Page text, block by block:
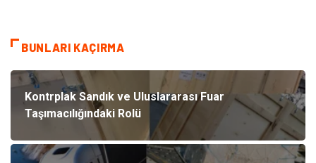
BUNLARI KAÇIRMA
Kontrplak Sandık ve Uluslararası Fuar
Taşımacılığındaki Rolü